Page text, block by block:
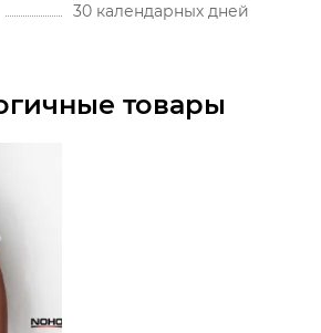
30 календарных дней
товары